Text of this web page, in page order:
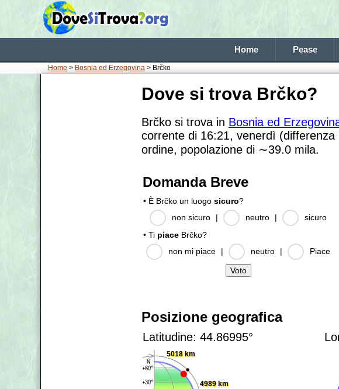
Home Pease
Home > Bosnia ed Erzegovina > Brčko
Dove si trova Brčko?
Brčko si trova in Bosnia ed
corrente di 16:21, venerdì (differenza
ordine, popolazione di ∼39.0 mila.
Domanda Breve
• È Brčko un luogo sicuro?
non sicuro
| neutro |
sicuro
• Ti piace Brčko?
non mi piace
| neutro | Piace
Posizione geografica
Latitudine: 44.86995°
5018 km
4989 km